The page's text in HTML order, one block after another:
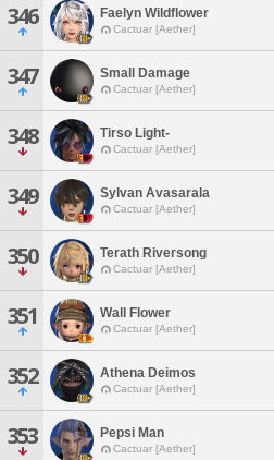
346 Faelyn Wildflower
Cactuar [Aether]
347 Small Damage
Cactuar [Aether]
348 Tirso Light-
Cactuar [Aether]
349 Sylvan Avasarala
Cactuar [Aether]
350 Terath Riversong
Cactuar [Aether]
351 Wall Flower
Cactuar [Aether]
352 Athena Deimos
Cactuar [Aether]
353 Pepsi Man
Cactuar [Aether]